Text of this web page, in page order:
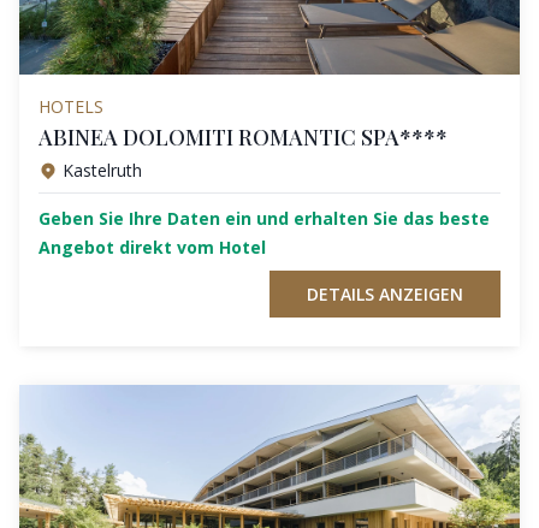
HOTELS
ABINEA DOLOMITI ROMANTIC SPA****
Kastelruth
Geben Sie Ihre Daten ein und erhalten Sie das beste
Angebot direkt vom Hotel
DETAILS ANZEIGEN